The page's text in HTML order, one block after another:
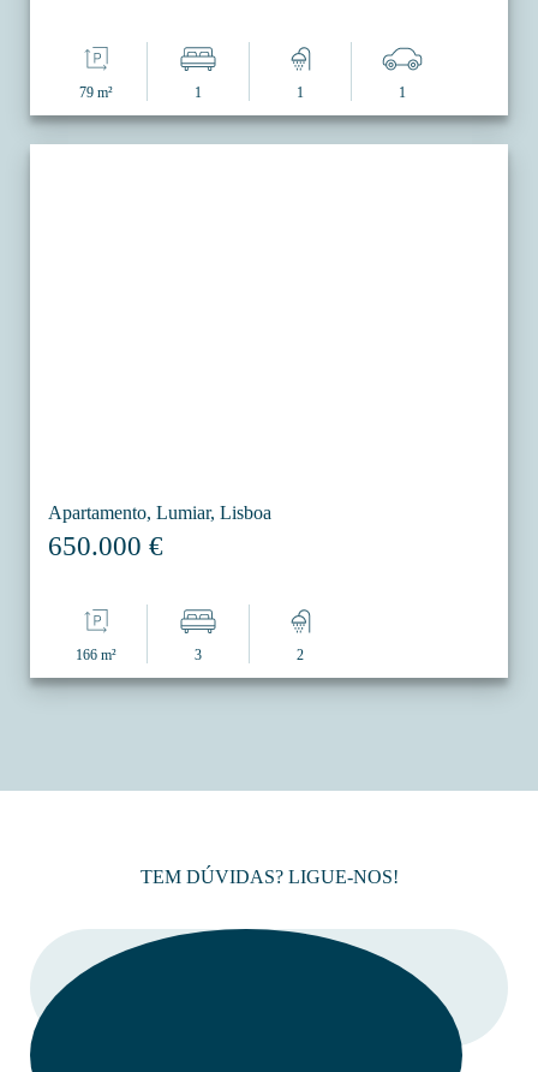
79 m² 1 1 1
Apartamento, Lumiar, Lisboa
650.000 €
166 m² 3 2
TEM DÚVIDAS? LIGUE-NOS!